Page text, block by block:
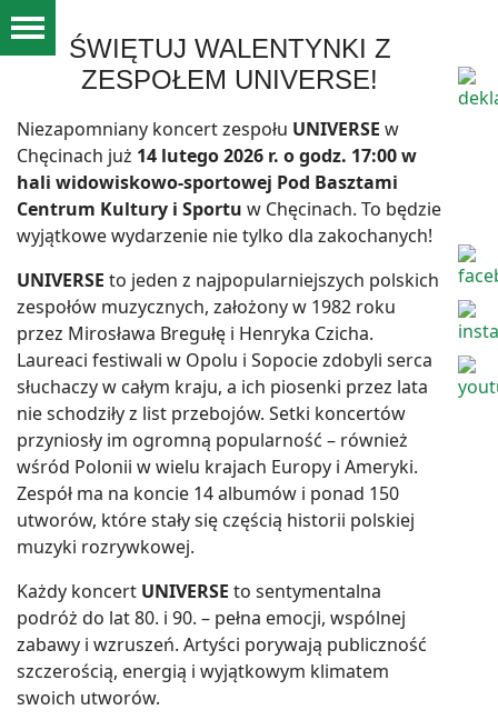
ŚWIĘTUJ WALENTYNKI Z
ZESPOŁEM UNIVERSE!
Niezapomniany koncert zespołu UNIVERSE w
Chęcinach już 14 lutego 2026 r. o godz. 17:00 w
hali widowiskowo-sportowej Pod Basztami
Centrum Kultury i Sportu w Chęcinach. To będzie
wyjątkowe wydarzenie nie tylko dla zakochanych!
UNIVERSE to jeden z najpopularniejszych polskich
zespołów muzycznych, założony w 1982 roku
przez Mirosława Bregułę i Henryka Czicha.
Laureaci festiwali w Opolu i Sopocie zdobyli serca
słuchaczy w całym kraju, a ich piosenki przez lata
nie schodziły z list przebojów. Setki koncertów
przyniosły im ogromną popularność – również
wśród Polonii w wielu krajach Europy i Ameryki.
Zespół ma na koncie 14 albumów i ponad 150
utworów, które stały się częścią historii polskiej
muzyki rozrywkowej.
Każdy koncert UNIVERSE to sentymentalna
podróż do lat 80. i 90. – pełna emocji, wspólnej
zabawy i wzruszeń. Artyści porywają publiczność
szczerością, energią i wyjątkowym klimatem
swoich utworów.